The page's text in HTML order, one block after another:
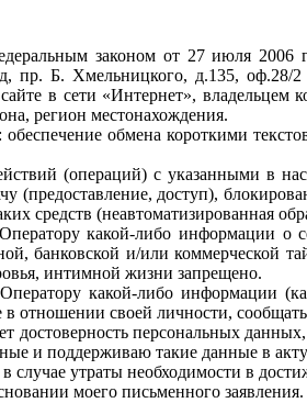
законом от 27 июля
пр. Б. Хмельницкого, д.135,
в сети «Интернет»,
регион местонахождения.
обмена короткими
(операций) с указанными в
(предоставление, доступ),
средств (неавтоматизированная
какой-либо информации о
банковской и/или коммерческой
интимной жизни запрещено.
какой-либо информации
отношении своей личности,
персональных
и поддерживаю такие данные в
утраты необходимости в
моего письменного заявления.